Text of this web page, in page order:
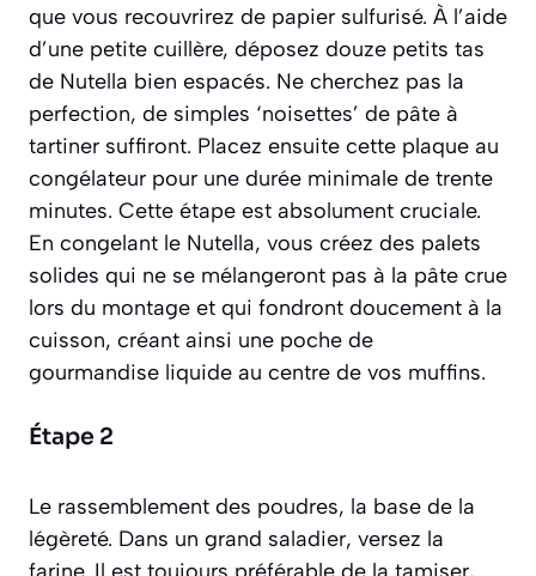
que vous recouvrirez de papier sulfurisé. À l’aide
d’une petite cuillère, déposez douze petits tas
de Nutella bien espacés. Ne cherchez pas la
perfection, de simples ‘noisettes’ de pâte à
tartiner suffiront. Placez ensuite cette plaque au
congélateur pour une durée minimale de trente
minutes. Cette étape est absolument cruciale.
En congelant le Nutella, vous créez des palets
solides qui ne se mélangeront pas à la pâte crue
lors du montage et qui fondront doucement à la
cuisson, créant ainsi une poche de
gourmandise liquide au centre de vos muffins.
Étape 2
Le rassemblement des poudres, la base de la
légèreté. Dans un grand saladier, versez la